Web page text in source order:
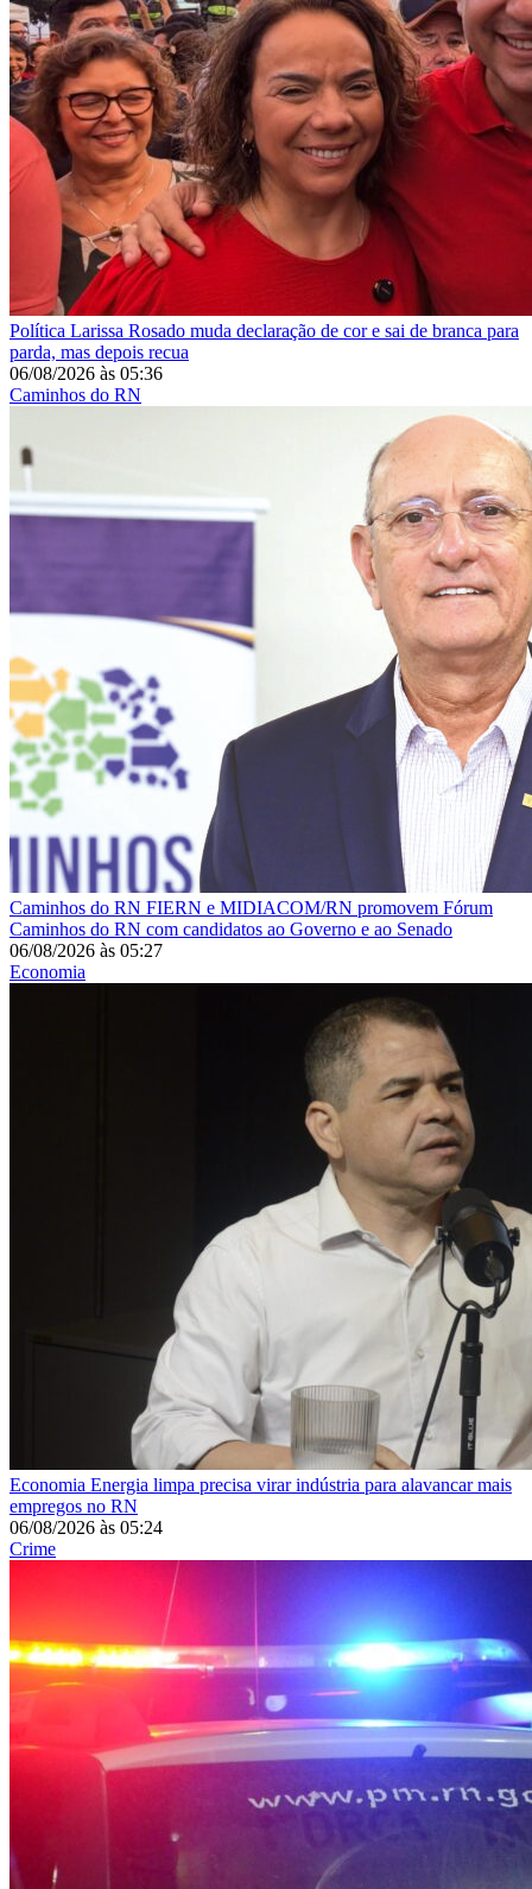
Política Larissa Rosado muda declaração de cor e sai de branca para
parda, mas depois recua
06/08/2026 às 05:36
Caminhos do RN
Caminhos do RN FIERN e MIDIACOM/RN promovem Fórum
Caminhos do RN com candidatos ao Governo e ao Senado
06/08/2026 às 05:27
Economia
Economia Energia limpa precisa virar indústria para alavancar mais
empregos no RN
06/08/2026 às 05:24
Crime